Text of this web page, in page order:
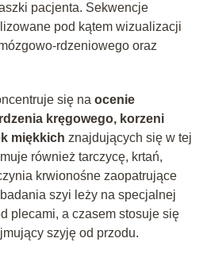
pacjenta. Sekwencje
pod kątem wizualizacji
rdzeniowego oraz
się na ocenie
kręgowego, korzeni
miękkich znajdujących się w tej
również tarczycę, krtań,
krwionośne zaopatrujące
szyi leży na specjalnej
plecami, a czasem stosuje się
szyję od przodu.